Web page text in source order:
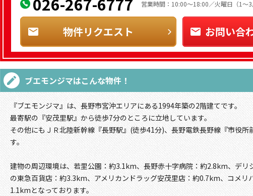
営業時間：10:00～18:00／火曜日（1～3
物件リクエスト お問い合
ブエモンジマはこんな物件！
『ブエモンジマ』は、長野市宮沖エリアにある1994年築の2階建てです。
最寄駅の『安茂里駅』から徒歩7分のところに立地しています。
その他にもＪＲ北陸新幹線『長野駅』(徒歩41分)、長野電鉄長野線『市役所
す。
建物の周辺環境は、若里公園：約3.1km、長野赤十字病院：約2.8km、デ
の東急百貨店：約3.3km、アメリカンドラッグ安茂里店：約0.7km、コメリ
1.1kmとなっております。